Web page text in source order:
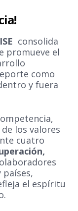
consolida
promueve el
como
y fuera
los valores
cuatro
el espíritu